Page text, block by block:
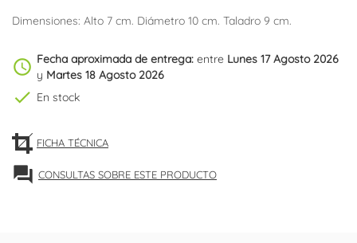
Dimensiones: Alto 7 cm. Diámetro 10 cm. Taladro 9 cm.
schedule Fecha aproximada de entrega: entre Lunes 17 Agosto 2026
y Martes 18 Agosto 2026
check En stock
FICHA TÉCNICA
forum CONSULTAS SOBRE ESTE PRODUCTO